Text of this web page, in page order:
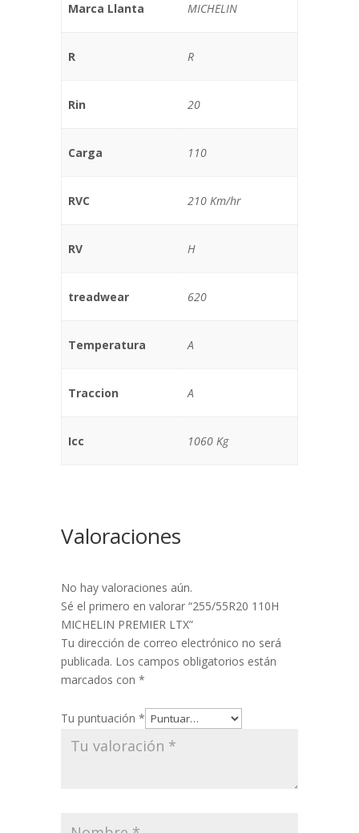
Marca Llanta MICHELIN
R R
Rin 20
Carga 110
RVC 210 Km/hr
RV H
treadwear 620
Temperatura A
Traccion A
Icc 1060 Kg
Valoraciones
No hay valoraciones aún.
Sé el primero en valorar “255/55R20 110H
MICHELIN PREMIER LTX”
Tu dirección de correo electrónico no será
publicada. Los campos obligatorios están
marcados con *
Tu puntuación *